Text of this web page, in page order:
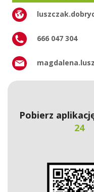
666 047 304
Pobierz
24